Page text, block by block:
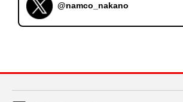
@namco_nakano